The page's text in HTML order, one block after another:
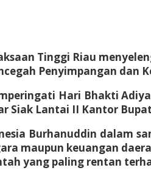
Tinggi Riau
Penyimpangan dan
Hari Bhakti
Siak Lantai II Kantor
Burhanuddin dalam
maupun keuangan
yang paling rentan